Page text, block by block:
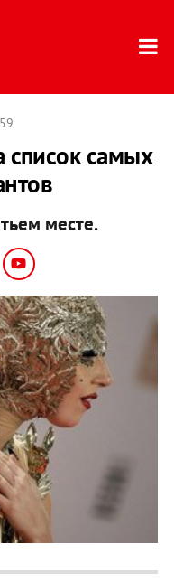
список самых
месте.